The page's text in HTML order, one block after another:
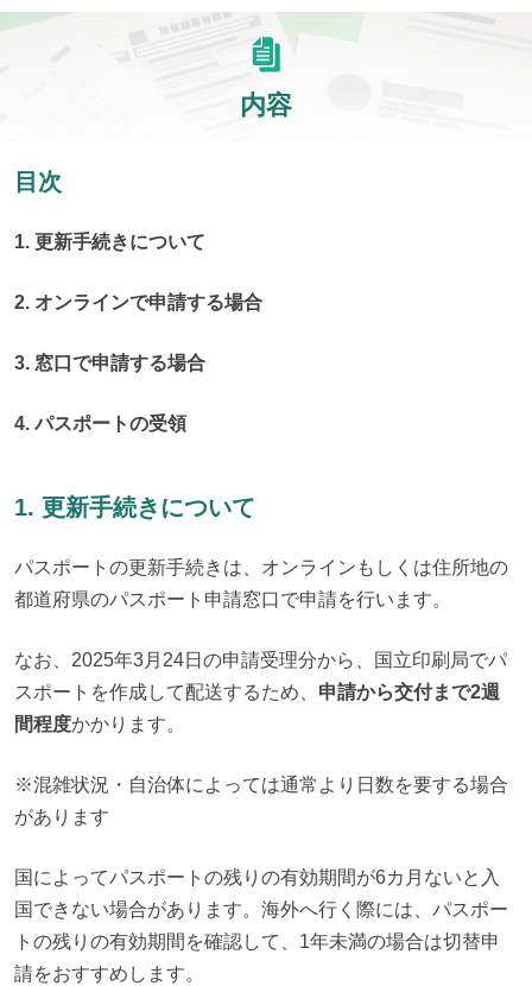
内容
目次
1. 更新手続きについて
2. オンラインで申請する場合
3. 窓口で申請する場合
4. パスポートの受領
1. 更新手続きについて
パスポートの更新手続きは、オンラインもしくは住所地の
都道府県のパスポート申請窓口で申請を行います。
なお、2025年3月24日の申請受理分から、国立印刷局でパ
スポートを作成して配送するため、 申請から交付まで2週
間程度かかります。
※混雑状況・自治体によっては通常より日数を要する場合
があります
国によってパスポートの残りの有効期間が6カ月ないと入
国できない場合があります。海外へ行く際には、パスポー
トの残りの有効期間を確認して、1年未満の場合は切替申
請をおすすめします。